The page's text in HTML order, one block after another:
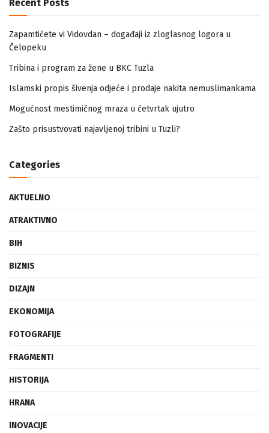
Recent Posts
Zapamtićete vi Vidovdan – događaji iz zloglasnog logora u
Čelopeku
Tribina i program za žene u BKC Tuzla
Islamski propis šivenja odjeće i prodaje nakita nemuslimankama
Mogućnost mestimičnog mraza u četvrtak ujutro
Zašto prisustvovati najavljenoj tribini u Tuzli?
Categories
AKTUELNO
ATRAKTIVNO
BIH
BIZNIS
DIZAJN
EKONOMIJA
FOTOGRAFIJE
FRAGMENTI
HISTORIJA
HRANA
INOVACIJE